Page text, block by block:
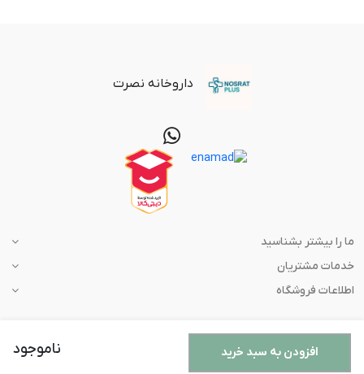
افزودن به سبد خرید ناموجود
داروخانه نصرت
ما را بیشتر بشناسید
خدمات مشتریان
اطلاعات فروشگاه